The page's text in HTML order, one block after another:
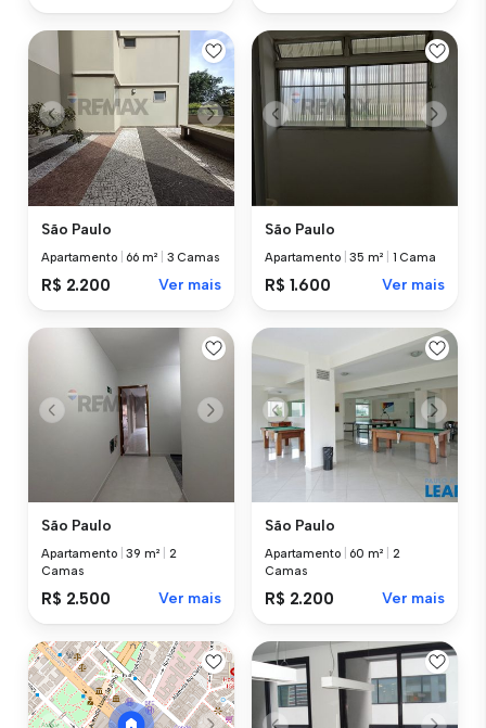
São Paulo
Apartamento 66 m² 3 Camas
R$ 2.200 Ver mais
São Paulo
Apartamento |35 m² 1 Cama
R$ 1.600 Ver mais
São Paulo
Apartamento |39 m²
2
Camas
R$ 2.500 Ver mais
São Paulo
Apartamento 60 m²
2
Camas
R$ 2.200 Ver mais